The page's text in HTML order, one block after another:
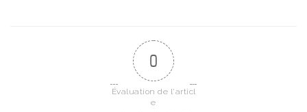
0
Évaluation de l'articl
e